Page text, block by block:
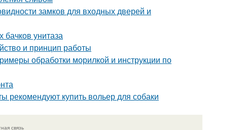
замков для входных дверей и
бачков унитаза
и принцип работы
обработки морилкой и инструкции по
рекомендуют купить вольер для собаки
связь